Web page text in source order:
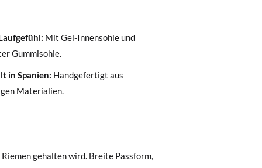
Mit Gel-Innensohle und
Gummisohle.
in Spanien: Handgefertigt aus
Materialien.
kostet der Standardversand 4,95 €; die
Sie ganz einfach eine kostenlose
zu starten. Wenn Sie als Gast bestellt
sowie die beim Kauf verwendete E-